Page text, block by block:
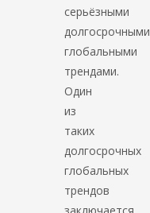
серьёзными
долгосрочными
глобальными
трендами.
Один
из
таких
долгосрочных
глобальных
трендов